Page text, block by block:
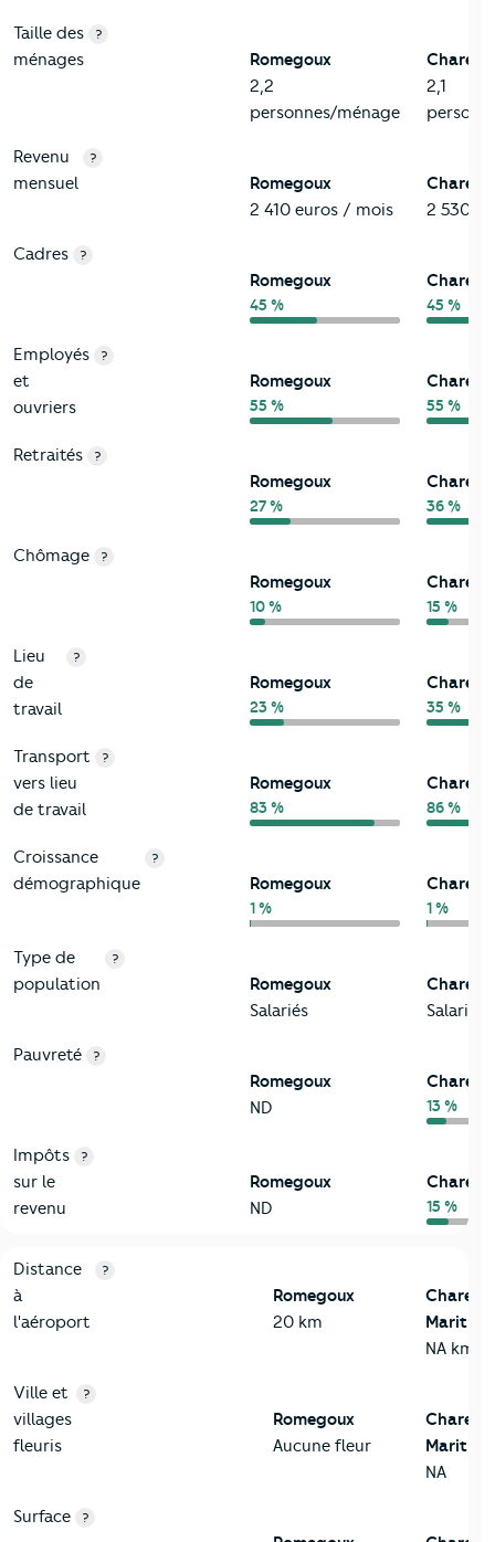
Taille des
ménages
?
Romegoux
2,2
personnes/ménage
2,1
Revenu
mensuel
?
Romegoux
2 410 euros / mois
2 530
Cadres ?
Romegoux
45 % 45 %
Employés
et
ouvriers
?
Romegoux
55 % 55 %
Retraités ?
Romegoux
27 % 36 %
Chômage ?
Romegoux
10 % 15 %
Lieu
de
travail
?
Romegoux
23 % 35 %
Transport
vers lieu
de travail
?
Romegoux
83 % 86 %
Croissance
démographique
?
Romegoux
1 % 1 %
Type de
population
?
Romegoux
Salariés
Salariés
Pauvreté ?
Romegoux
ND
13 %
Impôts
sur le
revenu
?
Romegoux
ND
15 %
3-Environnement
Critères Romegoux
Distance
à
l'aéroport
?
Romegoux
20 km
Maritime
NA km
Ville et
villages
fleuris
?
Romegoux
Aucune fleur
Maritime
NA
Surface ?